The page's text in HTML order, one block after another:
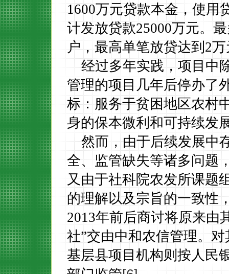
1600万元贷款本金，使用
计发放贷款25000万元。
户，最高单笔放贷达到2万
经过多年实践，项目中
管理的项目几年后停办了
标：服务于贫困地区农村
身的保本微利和可持续发
然而，由于后续发展中
全、监管缺失等诸多问题
又由于社科院农发所课题
的理解以及宗旨的一致性
2013年前后商讨将原来由
社”交由中和农信管理。
基层县项目机构则按人民